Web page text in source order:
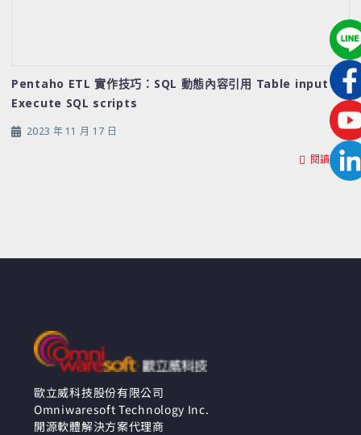
Pentaho ETL 實作技巧：SQL 動態內容引用 Table input &
Execute SQL scripts
2023 年 11 月 17 日
閱讀更多
歐立威科技股份有限公司
Omniwaresoft Technology Inc.
開源軟體解決方案代理商